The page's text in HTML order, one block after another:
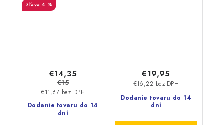
9698/3
4 %
Dodanie tovaru do 14
dní
€11,67 bez DPH
€14,35
€15
Dodanie tovaru do 14
dní
€16,22 bez DPH
€19,95